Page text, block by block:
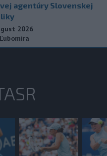
agentúry Slovenskej
2026
Ľubomíra